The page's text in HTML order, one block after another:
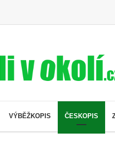
VÝBĚŽKOPIS ČESKOPIS